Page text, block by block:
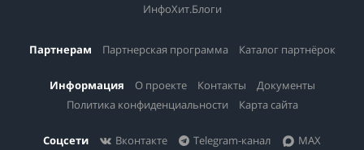
ИнфоХит.Блоги
Партнерам Партнерская программа Каталог партнёрок
Информация О проекте Контакты
Документы
Политика конфиденциальности
Карта сайта
Соцсети Вконтакте Telegram-канал
MAX